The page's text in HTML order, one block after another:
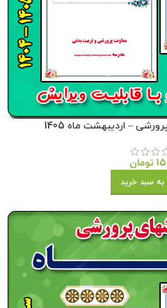
– اردیبهشت ماه 1405
تومان
به سبد خرید